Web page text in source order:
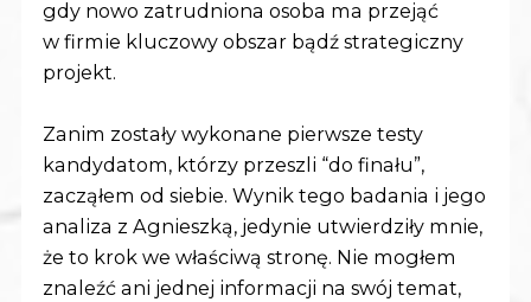
gdy nowo zatrudniona osoba ma przejąć
w firmie kluczowy obszar bądź strategiczny
projekt.
Zanim zostały wykonane pierwsze testy
kandydatom, którzy przeszli “do finału”,
zacząłem od siebie. Wynik tego badania i jego
analiza z Agnieszką, jedynie utwierdziły mnie,
że to krok we właściwą stronę. Nie mogłem
znaleźć ani jednej informacji na swój temat,